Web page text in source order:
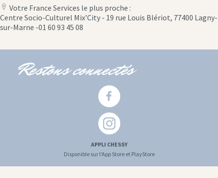
location
icon
Votre France Services le plus proche :
Centre Socio-Culturel Mix’City - 19 rue Louis Blériot, 77400 Lagny-
sur-Marne -01 60 93 45 08
Restons connectés
APPLI CHESSY
Disponible sur l'App Store et PlayStore